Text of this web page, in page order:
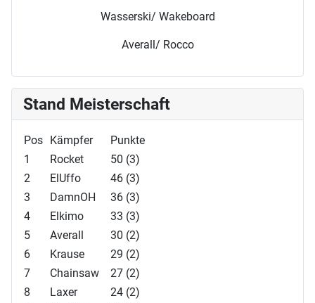
Wasserski/ Wakeboard
Averall/ Rocco
Stand Meisterschaft
Pos Kämpfer
Punkte
1
Rocket
50 (3)
2
ElUffo
46 (3)
3
DamnOH
36 (3)
4
Elkimo
33 (3)
5
Averall
30 (2)
6
Krause
29 (2)
7
Chainsaw
27 (2)
8
Laxer
24 (2)